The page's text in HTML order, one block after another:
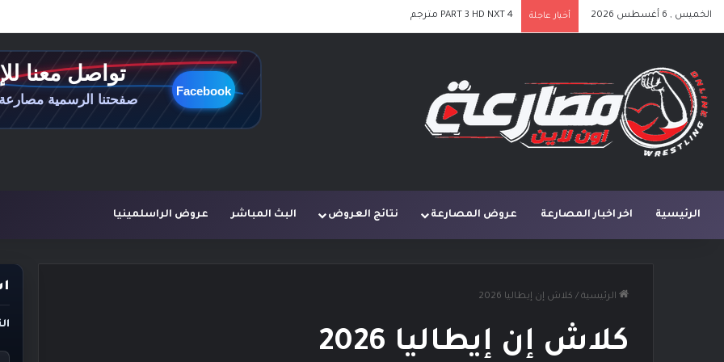
الخميس , 6 أغسطس 2026 أخبار عاجلة PART 3 HD NXT 4 مترجم
الرئيسية اخر اخبار المصارعة عروض المصارعة نتائج العروض البث المباشر عروض الراسلمينيا
الرئيسية / كلاش إن إيطاليا 2026
كلاش إن إيطاليا 2026